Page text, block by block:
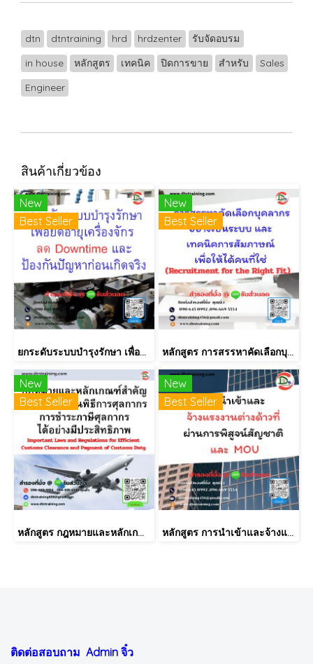
dtn dtntraining hrd hrdzenter
รับจัดอบรม
in house
หลักสูตร เทคนิค ปิดการขาย สำหรับ
Sales
Engineer
สินค้าเกี่ยวข้อง
New
Best Seller
ยกระดับระบบบำรุงรักษา เพื่อยืดอายุเครื่องจักร ลด Downtime และป้องกันปัญหาก่อนเกิดจริง
New
Best Seller
หลักสูตร การสรรหาคัดเลือกบุคลากรอย่างเป็นระบบ และเทคนิคการสัมภาษณ์ เพื่อให้ได้คนที่ใช่ (Recruitment for the Right Fit)
New
Best Seller
หลักสูตร กฎหมายและหลักเกณฑ์สำคัญ ในการการผ่านพิธีการศุลกากร การชำระภาษีศุลกากรได้อย่างมีประสิทธิภาพ
New
Best Seller
หลักสูตร การนำเข้าและจ้างแรงงานต่างด้าวที่ผ่านการพิสูจน์สัญชาติ และ MOU.
ติดต่อสอบถาม Admin จิ๋ว